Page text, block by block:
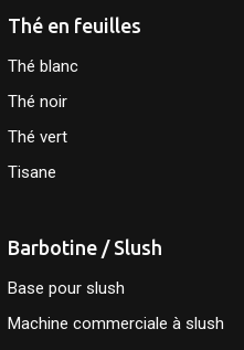
Thé en feuilles
Thé blanc
Thé noir
Thé vert
Tisane
Barbotine / Slush
Base pour slush
Machine commerciale à slush